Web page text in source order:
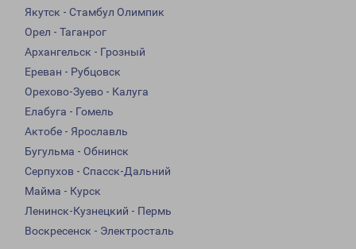
Якутск - Стамбул Олимпик
Орел - Таганрог
Архангельск - Грозный
Ереван - Рубцовск
Орехово-Зуево - Калуга
Елабуга - Гомель
Актобе - Ярославль
Бугульма - Обнинск
Серпухов - Спасск-Дальний
Майма - Курск
Ленинск-Кузнецкий - Пермь
Воскресенск - Электросталь